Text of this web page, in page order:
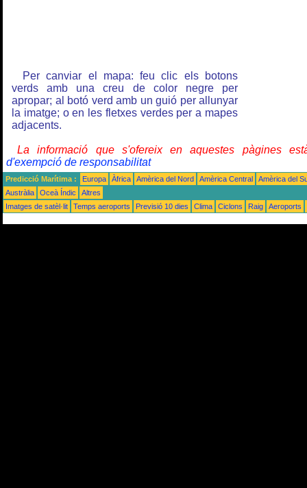
Per canviar el mapa: feu clic els botons
verds amb una creu de color negre per
apropar; al botó verd amb un guió per allunyar
la imatge; o en les fletxes verdes per a mapes
adjacents.
La informació que s'ofereix en aquestes pàgines
d'exempció de responsabilitat
Predicció Marítima : Europa Àfrica Amèrica del Nord Amèrica Central
Amèrica del
Austràlia
Oceà Índic
Altres
Imatges de satèl·lit
Temps aeroports Previsió 10 dies Clima Ciclons Raig Aeroports